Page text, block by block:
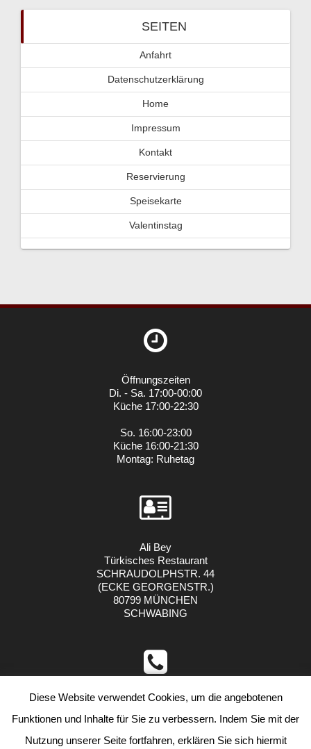
SEITEN
Anfahrt
Datenschutzerklärung
Home
Impressum
Kontakt
Reservierung
Speisekarte
Valentinstag
Öffnungszeiten
Di. - Sa. 17:00-00:00
Küche 17:00-22:30
So. 16:00-23:00
Küche 16:00-21:30
Montag: Ruhetag
Ali Bey
Türkisches Restaurant
SCHRAUDOLPHSTR. 44
(ECKE GEORGENSTR.)
80799 MÜNCHEN
SCHWABING
TEL.: 089 27 37 4000
info(@)alibey-restaurant.de https://alibey-restaurant.de
Diese Website verwendet Cookies, um die angebotenen
Funktionen und Inhalte für Sie zu verbessern. Indem Sie mit der
Nutzung unserer Seite fortfahren, erklären Sie sich hiermit